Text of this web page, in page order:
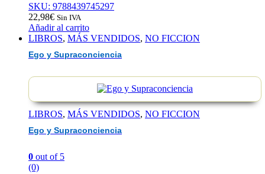
SKU: 9788439745297
22,98€ Sin IVA
Añadir al carrito
LIBROS, MÁS VENDIDOS, NO FICCION
Ego y Supraconciencia
LIBROS, MÁS VENDIDOS, NO FICCION
Ego y Supraconciencia
0 out of 5
(0)